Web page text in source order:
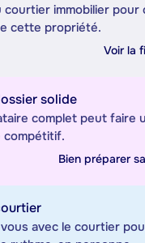
immobilier pour
cette propriété.
Voir la
solide
complet peut faire
compétitif.
Bien préparer
avec le courtier